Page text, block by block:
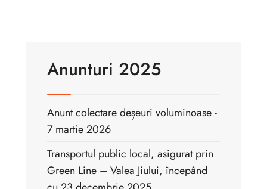
Anunturi 2025
Anunt colectare deșeuri voluminoase -
7 martie 2026
Transportul public local, asigurat prin
Green Line – Valea Jiului, începând